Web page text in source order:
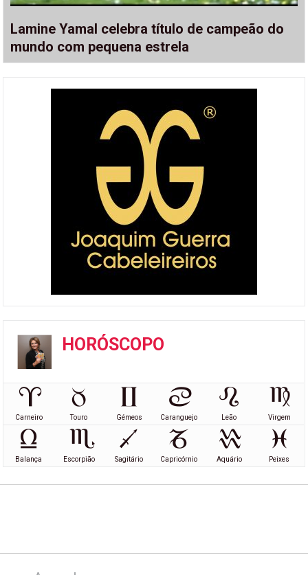
Lamine Yamal celebra título de campeão do
mundo com pequena estrela
HORÓSCOPO
Carneiro Touro Gémeos Caranguejo Leão Virgem
Balança Escorpião Sagitário Capricórnio Aquário Peixes